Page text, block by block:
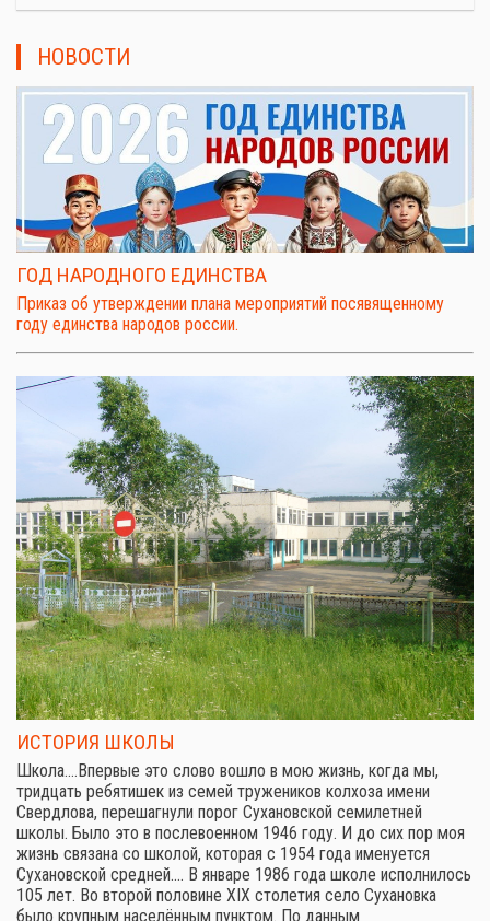
НОВОСТИ
ГОД НАРОДНОГО ЕДИНСТВА
Приказ об утверждении плана мероприятий посявященному
году единства народов россии.
ИСТОРИЯ ШКОЛЫ
Школа.…Впервые это слово вошло в мою жизнь, когда мы,
тридцать ребятишек из семей тружеников колхоза имени
Свердлова, перешагнули порог Сухановской семилетней
школы. Было это в послевоенном 1946 году. И до сих пор моя
жизнь связана со школой, которая с 1954 года именуется
Сухановской средней.… В январе 1986 года школе исполнилось
105 лет. Во второй половине XIX столетия село Сухановка
было крупным населённым пунктом. По данным